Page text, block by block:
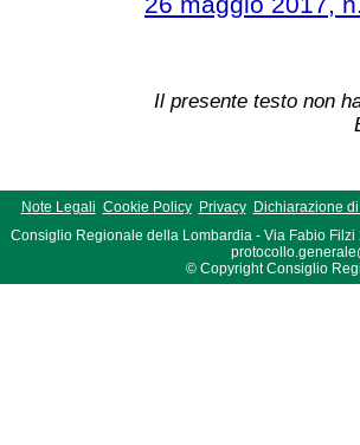
Il presente testo non
Note Legali Cookie Policy Privacy
Dichiarazione
Consiglio Regionale della Lombardia - Via Fabio Filzi
© Copyright Consiglio